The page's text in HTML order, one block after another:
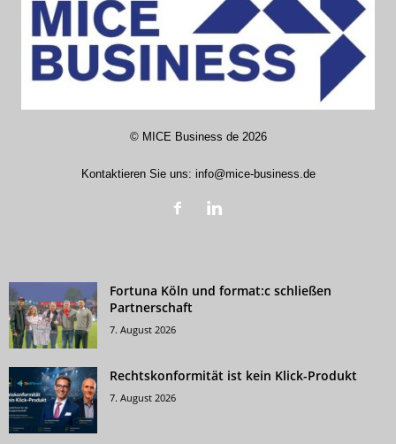
© MICE Business de2026
Kontaktieren Sie uns: info@mice-business.de
Fortuna Köln und format:c schließen
Partnerschaft
7. August 2026
Rechtskonformität ist kein Klick-Produkt
7. August 2026